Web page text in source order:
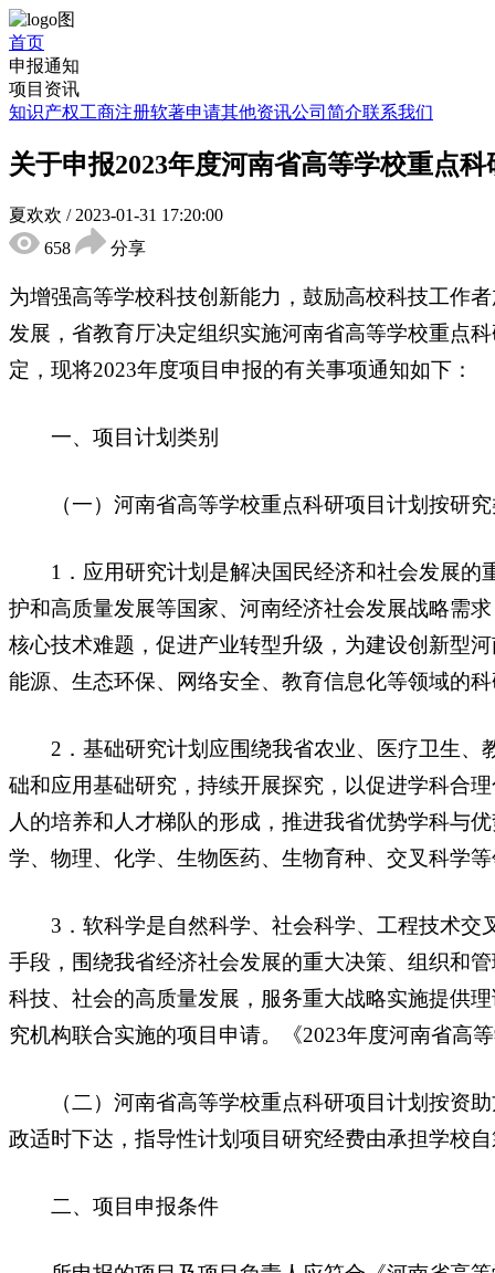
首页
申报通知
项目资讯
知识产权工商注册软著申请其他资讯公司简介联系我们
关于申报2023年度河南省高等学校重点
夏欢欢 / 2023-01-31 17:20:00
658
分享
为增强高等学校科技创新能力，鼓励高校科技工作
发展，省教育厅决定组织实施河南省高等学校重点
定，现将2023年度项目申报的有关事项通知如下：
一、项目计划类别
（一）河南省高等学校重点科研项目计划按研究
1．应用研究计划是解决国民经济和社会发展的
护和高质量发展等国家、河南经济社会发展战略需
核心技术难题，促进产业转型升级，为建设创新型
能源、生态环保、网络安全、教育信息化等领域的
2．基础研究计划应围绕我省农业、医疗卫生、
础和应用基础研究，持续开展探究，以促进学科合
人的培养和人才梯队的形成，推进我省优势学科与
学、物理、化学、生物医药、生物育种、交叉科学
3．软科学是自然科学、社会科学、工程技术交
手段，围绕我省经济社会发展的重大决策、组织和
科技、社会的高质量发展，服务重大战略实施提供
究机构联合实施的项目申请。《2023年度河南省高
（二）河南省高等学校重点科研项目计划按资助
政适时下达，指导性计划项目研究经费由承担学校
二、项目申报条件